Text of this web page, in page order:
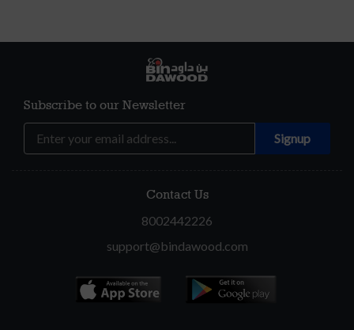
Subscribe to our Newsletter
Contact Us
8002442226
support@bindawood.com